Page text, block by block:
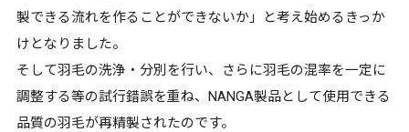
製できる流れを作ることができないか」と考え始めるきっか
けとなりました。
そして羽毛の洗浄・分別を行い、さらに羽毛の混率を一定に
調整する等の試行錯誤を重ね、NANGA製品として使用できる
品質の羽毛が再精製されたのです。